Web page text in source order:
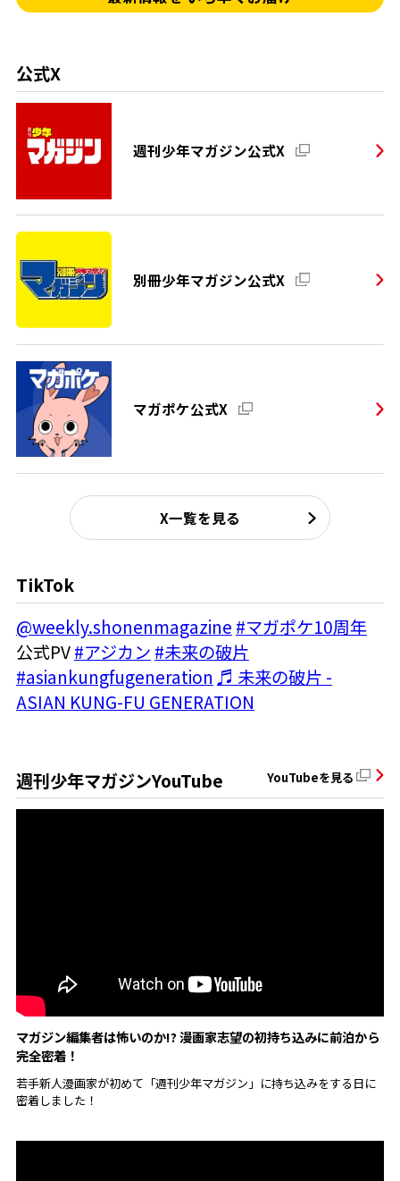
公式X
週刊少年マガジン公式X
別冊少年マガジン公式X
マガポケ公式X
X一覧を見る
TikTok
@weekly.shonenmagazine #マガポケ10周年
公式PV#アジカン #未来の破片
#asiankungfugeneration ♬ 未来の破片 -
ASIAN KUNG-FU GENERATION
週刊少年マガジンYouTube YouTubeを見る
マガジン編集者は怖いのか!? 漫画家志望の初持ち込みに前泊から
完全密着！
若手新人漫画家が初めて「週刊少年マガジン」に持ち込みをする日に
密着しました！